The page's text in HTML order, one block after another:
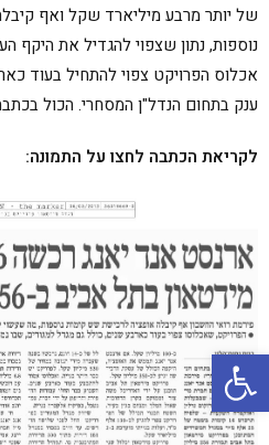
פתח סרגל נגישות
של יותר מרבע מיליארד שקל ואף
אכלוס הפרויקט צפוי להתחיל בעוד
ענק בתחום הנדל"ן המסחרי. הכול
לקריאת הכתבה לחצו על התמונה: